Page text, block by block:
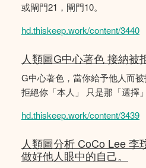
或閘門21，閘門10。
hd.thiskeep.work/content/3440
人類圖G中心著色 接納被
G中心著色，當你給予他人而
拒絕你「本人」 只是那「選擇
hd.thiskeep.work/content/3439
人類圖分析 CoCo Lee 李
做好他人眼中的自己。